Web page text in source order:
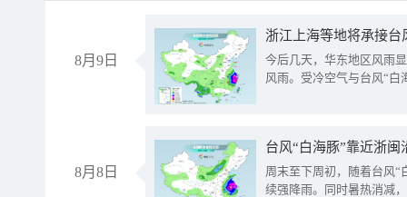
8月9日
浙江上海等地将承接台
今后几天，华东地区风雨
风雨。受冷空气与台风“白
8月8日
台风“白海豚”靠近浙
周末至下周初，随着台风“
续强降雨。同时暑热消减